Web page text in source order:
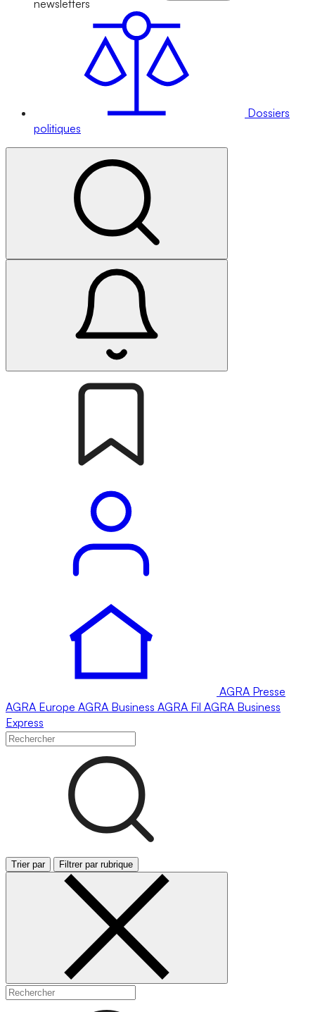
newsletters
Dossiers
politiques
AGRA Presse
AGRA Europe AGRA Business AGRA Fil AGRA Business
Express
Trier par Filtrer par rubrique